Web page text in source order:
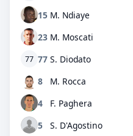
15 M. Ndiaye
23 M. Moscati
77 77 S. Diodato
8
M. Rocca
4
F. Paghera
5
S. D'Agostino